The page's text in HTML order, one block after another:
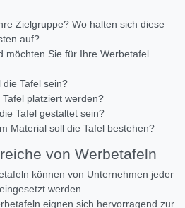
Zielgruppe? Wo halten sich diese
auf?
möchten Sie für Ihre Werbetafel
Tafel sein?
platziert werden?
Tafel gestaltet sein?
Material soll die Tafel bestehen?
von Werbetafeln
können von Unternehmen jeder
werden.
eignen sich hervorragend zur